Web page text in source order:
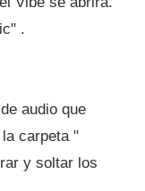
.
audio que
carpeta "
y soltar los